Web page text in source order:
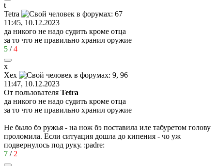
t
Tetra
11:45, 10.12.2023
да никого не надо судить кроме отца
за то что не правильно хранил оружие
5 /4
х
Хех
11:47, 10.12.2023
От пользователя Tetra
да никого не надо судить кроме отца
за то что не правильно хранил оружие
Не было бэ ружья - на нож бэ поставила иле табуретом голову
проломила. Если ситуация дошла до кипения - чо уж
подвернулось под руку. :padre:
7 / 2